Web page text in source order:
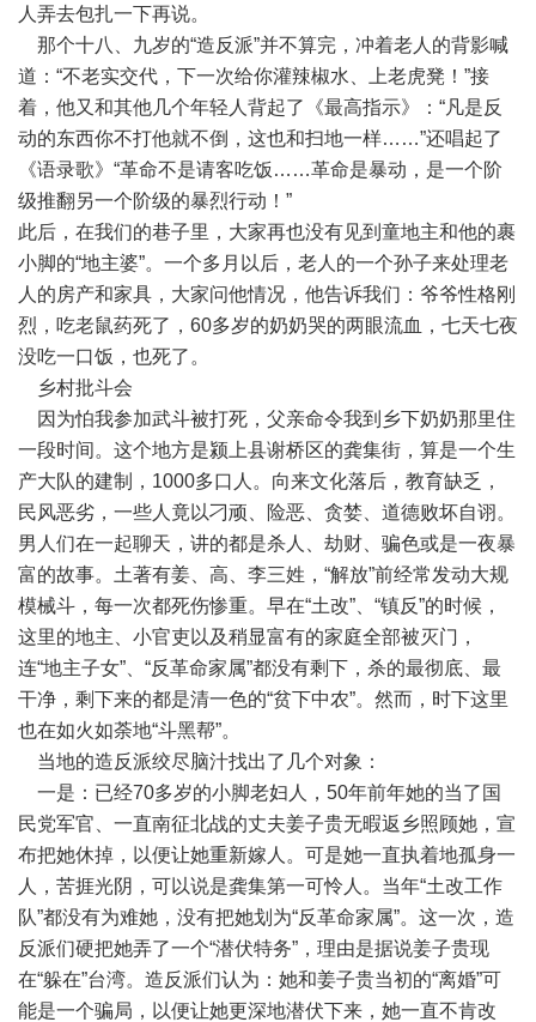
人弄去包扎一下再说。
那个十八、九岁的“造反派”并不算完，冲着老人的背影喊
道：“不老实交代，下一次给你灌辣椒水、上老虎凳！”接
着，他又和其他几个年轻人背起了《最高指示》：“凡是反
动的东西你不打他就不倒，这也和扫地一样……”还唱起了
《语录歌》“革命不是请客吃饭……革命是暴动，是一个阶
级推翻另一个阶级的暴烈行动！”
此后，在我们的巷子里，大家再也没有见到童地主和他的裹
小脚的“地主婆”。一个多月以后，老人的一个孙子来处理老
人的房产和家具，大家问他情况，他告诉我们：爷爷性格刚
烈，吃老鼠药死了，60多岁的奶奶哭的两眼流血，七天七夜
没吃一口饭，也死了。
乡村批斗会
因为怕我参加武斗被打死，父亲命令我到乡下奶奶那里住
一段时间。这个地方是颍上县谢桥区的龚集街，算是一个生
产大队的建制，1000多口人。向来文化落后，教育缺乏，
民风恶劣，一些人竟以刁顽、险恶、贪婪、道德败坏自诩。
男人们在一起聊天，讲的都是杀人、劫财、骗色或是一夜暴
富的故事。土著有姜、高、李三姓，“解放”前经常发动大规
模械斗，每一次都死伤惨重。早在“土改”、“镇反”的时候，
这里的地主、小官吏以及稍显富有的家庭全部被灭门，
连“地主子女”、“反革命家属”都没有剩下，杀的最彻底、最
干净，剩下来的都是清一色的“贫下中农”。然而，时下这里
也在如火如荼地“斗黑帮”。
当地的造反派绞尽脑汁找出了几个对象：
一是：已经70多岁的小脚老妇人，50年前年她的当了国
民党军官、一直南征北战的丈夫姜子贵无暇返乡照顾她，宣
布把她休掉，以便让她重新嫁人。可是她一直执着地孤身一
人，苦捱光阴，可以说是龚集第一可怜人。当年“土改工作
队”都没有为难她，没有把她划为“反革命家属”。这一次，造
反派们硬把她弄了一个“潜伏特务”，理由是据说姜子贵现
在“躲在”台湾。造反派们认为：她和姜子贵当初的“离婚”可
能是一个骗局，以便让她更深地潜伏下来，她一直不肯改